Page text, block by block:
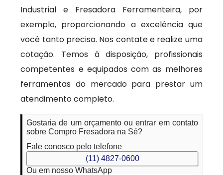
Industrial e Fresadora Ferramenteira, por
exemplo, proporcionando a excelência que
você tanto precisa. Nos contate e realize uma
cotação. Temos à disposição, profissionais
competentes e equipados com as melhores
ferramentas do mercado para prestar um
atendimento completo.
Gostaria de um orçamento ou entrar em contato
sobre Compro Fresadora na Sé?
Fale conosco pelo telefone
(11) 4827-0600
Ou em nosso WhatsApp